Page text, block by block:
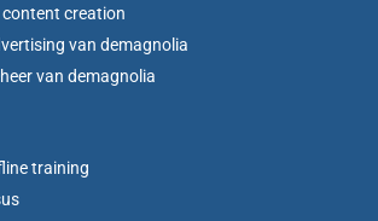
content creation
van demagnolia
van demagnolia
training